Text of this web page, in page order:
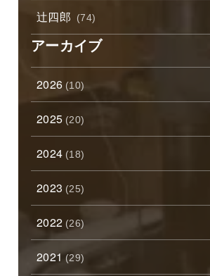
辻四郎 (74)
アーカイブ
2026 (10)
2025 (20)
2024 (18)
2023 (25)
2022 (26)
2021 (29)